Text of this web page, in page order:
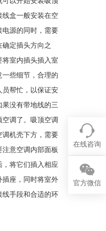
线盒一般安装在空
电源的同时，需要
定插头方向之
室内插头插入室
些细节，合理的
员帮忙，以保证安
没有带地线的三
调了。吸顶空调
调机壳下方，需要
意空调内部面板
，将它们插入相应
插座，同时将室外
线手段和合适的环
在线咨询
官方微信